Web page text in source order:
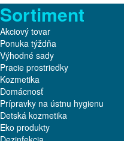
Sortiment
Akciový tovar
Ponuka týždňa
Výhodné sady
Pracie prostriedky
Kozmetika
Domácnosť
Prípravky na ústnu hygienu
Detská kozmetika
Eko produkty